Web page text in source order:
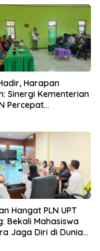
Harapan
Sinergi Kementerian
Percepat
Hangat PLN UPT
Bekali Mahasiswa
Jaga Diri di Dunia